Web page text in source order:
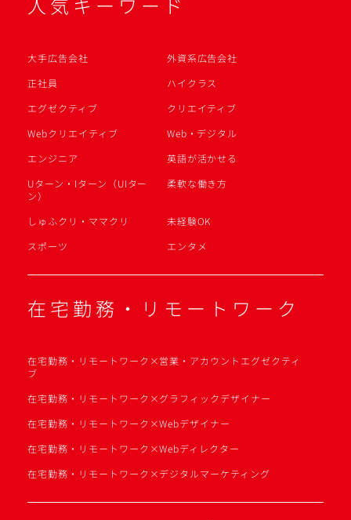
大手広告会社
外資系広告会社
正社員
ハイクラス
エグゼクティブ
クリエイティブ
Webクリエイティブ
Web・デジタル
エンジニア
英語が活かせる
Uターン・Iターン（UIター
ン）
柔軟な働き方
しゅふクリ・ママクリ
未経験OK
スポーツ
エンタメ
在宅勤務・リモートワーク
在宅勤務・リモートワーク×営業・アカウントエグゼクティ
ブ
在宅勤務・リモートワーク×グラフィックデザイナー
在宅勤務・リモートワーク×Webデザイナー
在宅勤務・リモートワーク×Webディレクター
在宅勤務・リモートワーク×デジタルマーケティング